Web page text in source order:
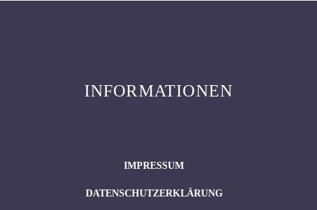
INFORMATIONEN
IMPRESSUM
DATENSCHUTZERKLÄRUNG